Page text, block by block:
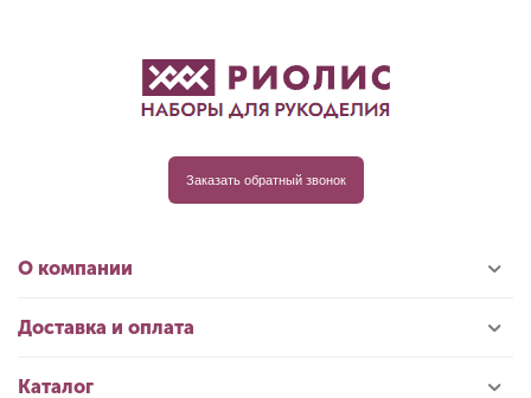
Заказать обратный звонок
О компании
Доставка и оплата
Каталог